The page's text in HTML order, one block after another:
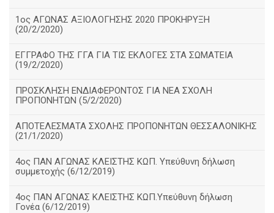
1ος ΑΓΩΝΑΣ ΑΞΙΟΛΟΓΗΣΗΣ 2020 ΠΡΟΚΗΡΥΞΗ
(20/2/2020)
ΕΓΓΡΑΦΟ ΤΗΣ ΓΓΑ ΓΙΑ ΤΙΣ ΕΚΛΟΓΕΣ ΣΤΑ ΣΩΜΑΤΕΙΑ
(19/2/2020)
ΠΡΟΣΚΛΗΣΗ ΕΝΔΙΑΦΕΡΟΝΤΟΣ ΓΙΑ ΝΕΑ ΣΧΟΛΗ
ΠΡΟΠΟΝΗΤΩΝ (5/2/2020)
ΑΠΟΤΕΛΕΣΜΑΤΑ ΣΧΟΛΗΣ ΠΡΟΠΟΝΗΤΩΝ ΘΕΣΣΑΛΟΝΙΚΗΣ
(21/1/2020)
4ος ΠΑΝ ΑΓΩΝΑΣ ΚΛΕΙΣΤΗΣ ΚΩΠ. Υπεύθυνη δήλωση
συμμετοχής (6/12/2019)
4ος ΠΑΝ ΑΓΩΝΑΣ ΚΛΕΙΣΤΗΣ ΚΩΠ.Υπεύθυνη δήλωση
Γονέα (6/12/2019)